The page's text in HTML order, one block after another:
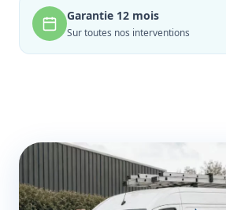
Garantie 12 mois
Sur toutes nos interventions